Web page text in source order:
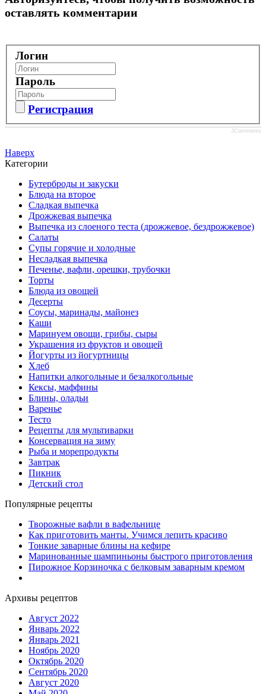
оставлять комментарии
Логин
Пароль
Регистрация
JComments
Наверх
Категории
Бутерброды и закуски
Блюда на второе
Сладкая выпечка
Дрожжевая выпечка
Выпечка из слоеного теста (дрожжевое, бездрожжевое)
Салаты
Супы горячие и холодные
Несладкая выпечка
Печенье, вафли, орешки, трубочки
Торты
Блюда из овощей
Десерты
Соусы, маринады, майонез
Каши
Маринуем овощи, грибы, сыры
Украшения из фруктов и овощей
Йогурты из йогуртницы
Хлеб
Напитки алкогольные и безалкогольные
Кексы, маффины
Блины, оладьи
Варенье
Тесто
Рецепты для мультиварки
Консервация на зиму
Рыба и морепродукты
Завтрак
Пикник
Детский стол
Популярные рецепты
Творожные вафли в вафельнице
Как приготовить манты. Учимся лепить красиво
Тонкие заварные блины на кефире
Маринованные шампиньоны быстрого приготовления
Пирожное Корзиночка с белковым заварным кремом
Архивы рецептов
Август 2022
Январь 2022
Январь 2021
Ноябрь 2020
Октябрь 2020
Сентябрь 2020
Август 2020